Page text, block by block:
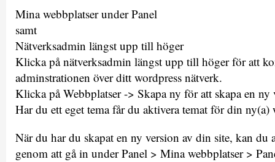
Mina webbplatser under Panel
samt
Nätverksadmin längst upp till höger
Klicka på nätverksadmin längst upp till höger för att
adminstrationen över ditt wordpress nätverk.
Klicka på Webbplatser -> Skapa ny för att skapa en ny
Har du ett eget tema får du aktivera temat för din ny(a)
När du har du skapat en ny version av din site, kan du
genom att gå in under Panel > Mina webbplatser >